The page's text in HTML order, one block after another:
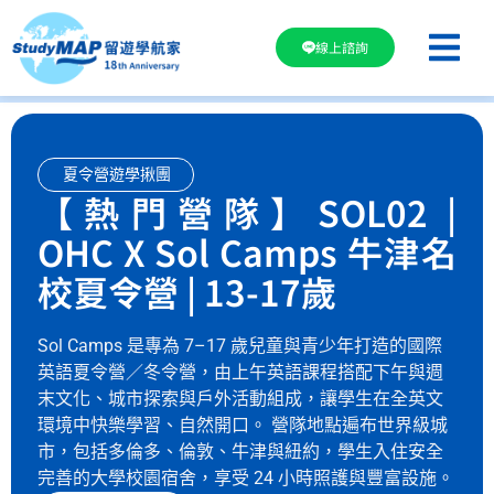
線上諮詢
夏令營遊學揪團
【熱門營隊】SOL02 |
OHC X Sol Camps 牛津名
校夏令營 | 13-17歲
Sol Camps 是專為 7–17 歲兒童與青少年打造的國際
英語夏令營／冬令營，由上午英語課程搭配下午與週
末文化、城市探索與戶外活動組成，讓學生在全英文
環境中快樂學習、自然開口。 營隊地點遍布世界級城
市，包括多倫多、倫敦、牛津與紐約，學生入住安全
完善的大學校園宿舍，享受 24 小時照護與豐富設施。